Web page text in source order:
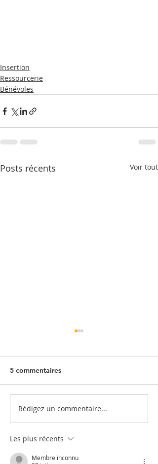
Insertion
Ressourcerie
Bénévoles
Posts récents Voir tout
Quand l'entrepôt se
vide...
5 commentaires
Rédigez un commentaire...
Les plus récents
Membre inconnu